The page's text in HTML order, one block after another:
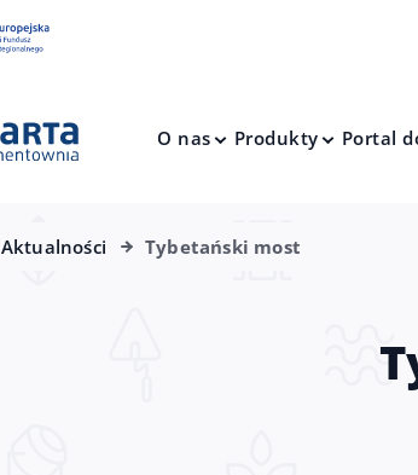
O nas Produkty Portal
Aktualności Tybetański most